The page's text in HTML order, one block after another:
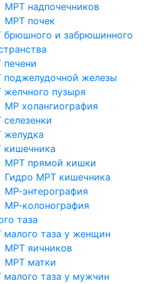
МРТ надпочечников
МРТ почек
брюшного и забрюшинного
железы
пузыря
МР холангиография
МРТ прямой кишки
Гидро МРТ кишечника
МР-энтерография
МР-колонография
таза
таза у женщин
МРТ яичников
МРТ матки
таза у мужчин